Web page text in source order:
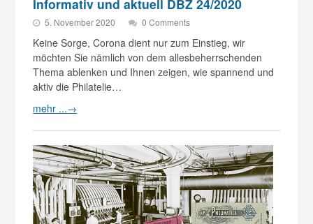
Informativ und aktuell DBZ 24/2020
5. November 2020 0 Comments
Keine Sorge, Corona dient nur zum Einstieg, wir
möchten Sie nämlich von dem allesbeherrschenden
Thema ablenken und Ihnen zeigen, wie spannend und
aktiv die Philatelie…
mehr ...→